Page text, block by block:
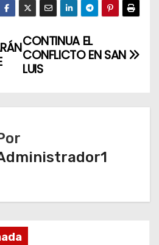
CONTINUA EL
CONFLICTO EN SAN
LUIS